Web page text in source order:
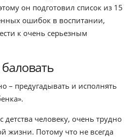
он подготовил список из 15
ошибок в воспитании,
к очень серьезным
– предугадывать и исполнять
человеку, очень трудно
жизни. Потому что не всегда